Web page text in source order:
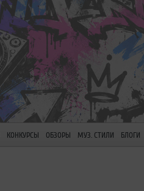
КОНКУРСЫ ОБЗОРЫ МУЗ. СТИЛИ БЛОГИ